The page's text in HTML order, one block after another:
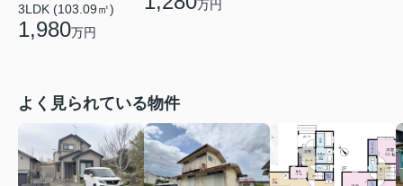
3LDK (103.09㎡)
1,980万円
万円
よく見られている物件